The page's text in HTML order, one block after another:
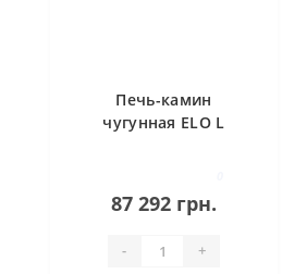
Печь-камин
чугунная ELO L
87 292 грн.
- +